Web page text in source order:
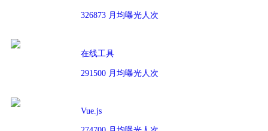
326873 月均曝光人次
在线工具
291500 月均曝光人次
Vue.js